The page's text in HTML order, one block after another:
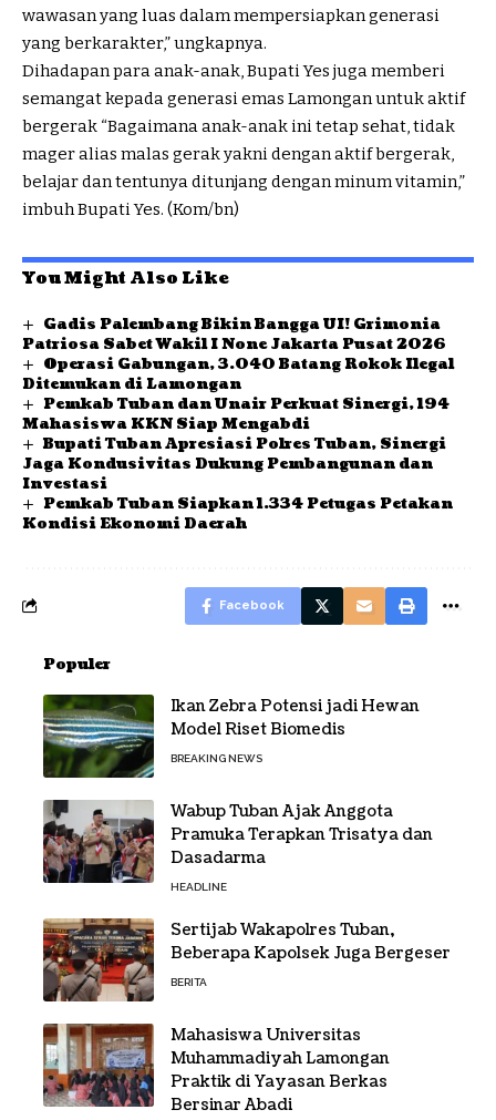
wawasan yang luas dalam mempersiapkan generasi
yang berkarakter,” ungkapnya.
Dihadapan para anak-anak, Bupati Yes juga memberi
semangat kepada generasi emas Lamongan untuk aktif
bergerak “Bagaimana anak-anak ini tetap sehat, tidak
mager alias malas gerak yakni dengan aktif bergerak,
belajar dan tentunya ditunjang dengan minum vitamin,”
imbuh Bupati Yes. (Kom/bn)
You Might Also Like
Gadis Palembang Bikin Bangga UI! Grimonia
Patriosa Sabet Wakil I None Jakarta Pusat 2026
Operasi Gabungan, 3.040 Batang Rokok Ilegal
Ditemukan di Lamongan
Pemkab Tuban dan Unair Perkuat Sinergi, 194
Mahasiswa KKN Siap Mengabdi
Bupati Tuban Apresiasi Polres Tuban, Sinergi
Jaga Kondusivitas Dukung Pembangunan dan
Investasi
Pemkab Tuban Siapkan 1.334 Petugas Petakan
Kondisi Ekonomi Daerah
Facebook
Populer
Ikan Zebra Potensi jadi Hewan
Model Riset Biomedis
BREAKING NEWS
Wabup Tuban Ajak Anggota
Pramuka Terapkan Trisatya dan
Dasadarma
HEADLINE
Sertijab Wakapolres Tuban,
Beberapa Kapolsek Juga Bergeser
BERITA
Mahasiswa Universitas
Muhammadiyah Lamongan
Praktik di Yayasan Berkas
Bersinar Abadi